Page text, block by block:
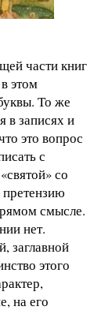
части книг
этом
То же
в записях и
это вопрос
с
со
смысле.
нет.
заглавной
этого
на его